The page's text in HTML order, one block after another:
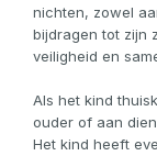
nichten, zowel
bijdragen tot zijn
veiligheid en
Als het kind
ouder of aan
Het kind heeft